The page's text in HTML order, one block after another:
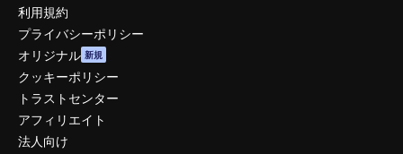
利用規約
プライバシーポリシー
オリジナル 新規
クッキーポリシー
トラストセンター
アフィリエイト
法人向け